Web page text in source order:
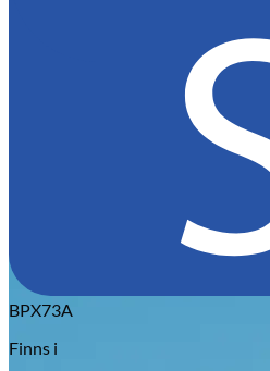
BPX73A
Finns i